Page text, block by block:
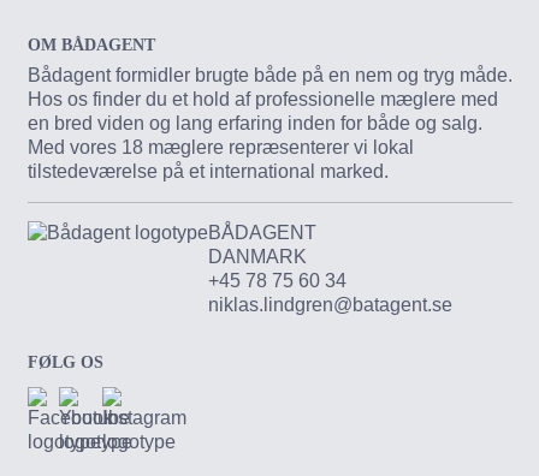
OM BÅDAGENT
Bådagent formidler brugte både på en nem og tryg måde.
Hos os finder du et hold af professionelle mæglere med
en bred viden og lang erfaring inden for både og salg.
Med vores 18 mæglere repræsenterer vi lokal
tilstedeværelse på et international marked.
BÅDAGENT
DANMARK
+45 78 75 60 34
niklas.lindgren@batagent.se
FØLG OS